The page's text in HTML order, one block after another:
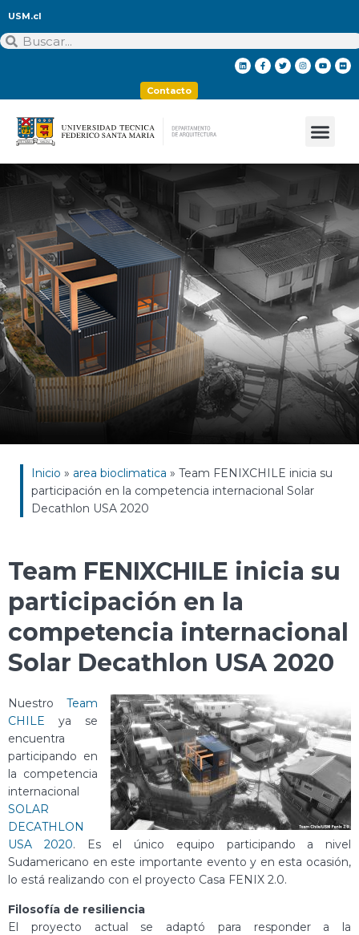
USM.cl
Contacto
Inicio » area bioclimatica » Team FENIXCHILE inicia su
participación en la competencia internacional Solar
Decathlon USA 2020
Team FENIXCHILE inicia su
participación en la
competencia internacional
Solar Decathlon USA 2020
Nuestro Team
CHILE ya se
encuentra
participando en
la competencia
internacional
SOLAR
DECATHLON
USA 2020. Es el único equipo participando a nivel
Sudamericano en este importante evento y en esta ocasión,
lo está realizando con el proyecto Casa FENIX 2.0.
Filosofía de resiliencia
El proyecto actual se adaptó para responder a la